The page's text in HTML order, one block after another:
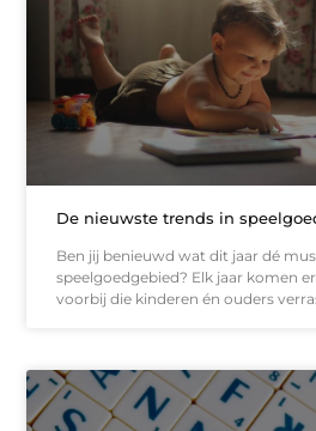
De nieuwste trends in
Ben jij benieuwd wat dit jaar dé
speelgoedgebied? Elk jaar komen
voorbij die kinderen én ouders